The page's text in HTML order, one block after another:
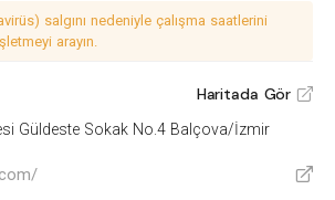
salgını nedeniyle çalışma saatlerini
arayın.
Haritada Gör V
Güldeste Sokak No.4 Balçova/İzmir
V